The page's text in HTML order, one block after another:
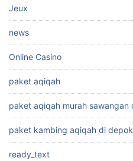
Jeux
news
Online Casino
paket aqiqah
paket aqiqah murah sawangan
paket kambing aqiqah di depok
ready_text